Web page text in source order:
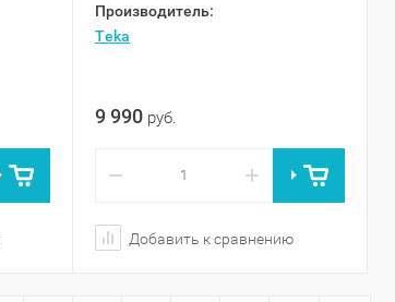
Производитель:
Teka
9 990 руб.
− +
Добавить к сравнению